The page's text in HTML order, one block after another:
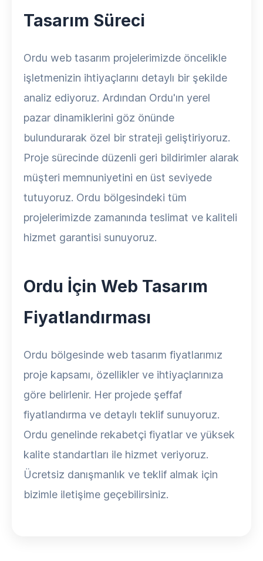
Tasarım Süreci
Ordu web tasarım projelerimizde öncelikle
işletmenizin ihtiyaçlarını detaylı bir şekilde
analiz ediyoruz. Ardından Ordu'ın yerel
pazar dinamiklerini göz önünde
bulundurarak özel bir strateji geliştiriyoruz.
Proje sürecinde düzenli geri bildirimler alarak
müşteri memnuniyetini en üst seviyede
tutuyoruz. Ordu bölgesindeki tüm
projelerimizde zamanında teslimat ve kaliteli
hizmet garantisi sunuyoruz.
Ordu İçin Web Tasarım
Fiyatlandırması
Ordu bölgesinde web tasarım fiyatlarımız
proje kapsamı, özellikler ve ihtiyaçlarınıza
göre belirlenir. Her projede şeffaf
fiyatlandırma ve detaylı teklif sunuyoruz.
Ordu genelinde rekabetçi fiyatlar ve yüksek
kalite standartları ile hizmet veriyoruz.
Ücretsiz danışmanlık ve teklif almak için
bizimle iletişime geçebilirsiniz.